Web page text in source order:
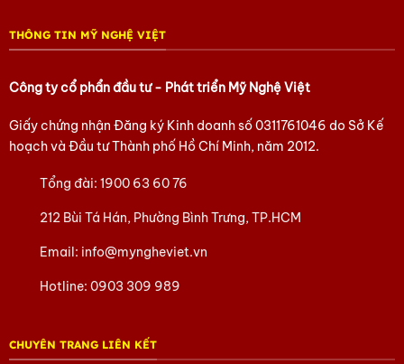
THÔNG TIN MỸ NGHỆ VIỆT
Công ty cổ phẩn đầu tư - Phát triển Mỹ Nghệ Việt
Giấy chứng nhận Đăng ký Kinh doanh số0311761046 do Sở Kế
hoạch và Đầu tư Thành phố Hồ Chí Minh, năm 2012.
Tổng đài:1900 63 60 76
212 Bùi Tá Hán, Phường Bình Trưng, TP.HCM
Email: info@myngheviet.vn
Hotline:0903 309 989
CHUYÊN TRANG LIÊN KẾT